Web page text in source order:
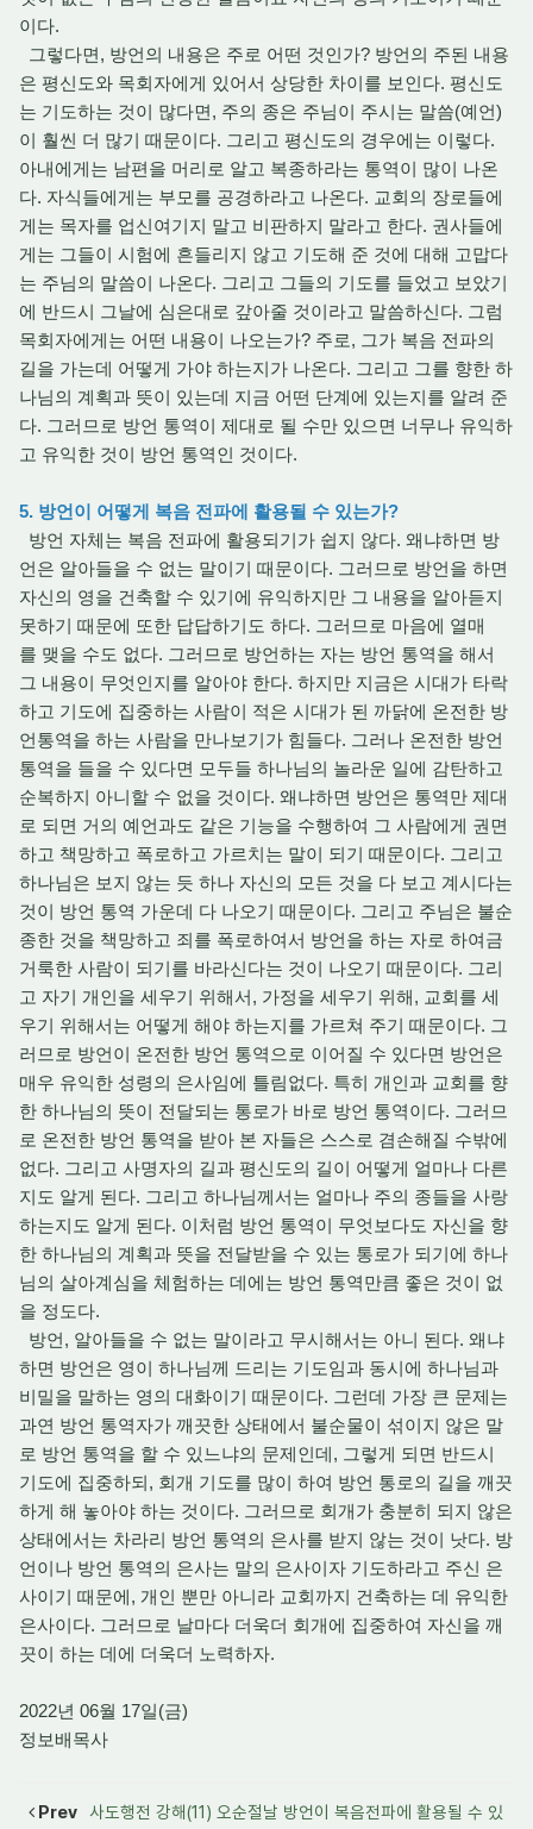
이다.
그렇다면, 방언의 내용은 주로 어떤 것인가? 방언의 주된 내용
은 평신도와 목회자에게 있어서 상당한 차이를 보인다. 평신도
는 기도하는 것이 많다면, 주의 종은 주님이 주시는 말씀(예언)
이 훨씬 더 많기 때문이다. 그리고 평신도의 경우에는 이렇다.
아내에게는 남편을 머리로 알고 복종하라는 통역이 많이 나온
다. 자식들에게는 부모를 공경하라고 나온다. 교회의 장로들에
게는 목자를 업신여기지 말고 비판하지 말라고 한다. 권사들에
게는 그들이 시험에 흔들리지 않고 기도해 준 것에 대해 고맙다
는 주님의 말씀이 나온다. 그리고 그들의 기도를 들었고 보았기
에 반드시 그날에 심은대로 갚아줄 것이라고 말씀하신다. 그럼
목회자에게는 어떤 내용이 나오는가? 주로, 그가 복음 전파의
길을 가는데 어떻게 가야 하는지가 나온다. 그리고 그를 향한 하
나님의 계획과 뜻이 있는데 지금 어떤 단계에 있는지를 알려 준
다. 그러므로 방언 통역이 제대로 될 수만 있으면 너무나 유익하
고 유익한 것이 방언 통역인 것이다.
5. 방언이 어떻게 복음 전파에 활용될 수 있는가?
방언 자체는 복음 전파에 활용되기가 쉽지 않다. 왜냐하면 방
언은 알아들을 수 없는 말이기 때문이다. 그러므로 방언을 하면
자신의 영을 건축할 수 있기에 유익하지만 그 내용을 알아듣지
못하기 때문에 또한 답답하기도 하다. 그러므로 마음에 열매
를 맺을 수도 없다. 그러므로 방언하는 자는 방언 통역을 해서
그 내용이 무엇인지를 알아야 한다. 하지만 지금은 시대가 타락
하고 기도에 집중하는 사람이 적은 시대가 된 까닭에 온전한 방
언통역을 하는 사람을 만나보기가 힘들다. 그러나 온전한 방언
통역을 들을 수 있다면 모두들 하나님의 놀라운 일에 감탄하고
순복하지 아니할 수 없을 것이다. 왜냐하면 방언은 통역만 제대
로 되면 거의 예언과도 같은 기능을 수행하여 그 사람에게 권면
하고 책망하고 폭로하고 가르치는 말이 되기 때문이다. 그리고
하나님은 보지 않는 듯 하나 자신의 모든 것을 다 보고 계시다는
것이 방언 통역 가운데 다 나오기 때문이다. 그리고 주님은 불순
종한 것을 책망하고 죄를 폭로하여서 방언을 하는 자로 하여금
거룩한 사람이 되기를 바라신다는 것이 나오기 때문이다. 그리
고 자기 개인을 세우기 위해서, 가정을 세우기 위해, 교회를 세
우기 위해서는 어떻게 해야 하는지를 가르쳐 주기 때문이다. 그
러므로 방언이 온전한 방언 통역으로 이어질 수 있다면 방언은
매우 유익한 성령의 은사임에 틀림없다. 특히 개인과 교회를 향
한 하나님의 뜻이 전달되는 통로가 바로 방언 통역이다. 그러므
로 온전한 방언 통역을 받아 본 자들은 스스로 겸손해질 수밖에
없다. 그리고 사명자의 길과 평신도의 길이 어떻게 얼마나 다른
지도 알게 된다. 그리고 하나님께서는 얼마나 주의 종들을 사랑
하는지도 알게 된다. 이처럼 방언 통역이 무엇보다도 자신을 향
한 하나님의 계획과 뜻을 전달받을 수 있는 통로가 되기에 하나
님의 살아계심을 체험하는 데에는 방언 통역만큼 좋은 것이 없
을 정도다.
방언, 알아들을 수 없는 말이라고 무시해서는 아니 된다. 왜냐
하면 방언은 영이 하나님께 드리는 기도임과 동시에 하나님과
비밀을 말하는 영의 대화이기 때문이다. 그런데 가장 큰 문제는
과연 방언 통역자가 깨끗한 상태에서 불순물이 섞이지 않은 말
로 방언 통역을 할 수 있느냐의 문제인데, 그렇게 되면 반드시
기도에 집중하되, 회개 기도를 많이 하여 방언 통로의 길을 깨끗
하게 해 놓아야 하는 것이다. 그러므로 회개가 충분히 되지 않은
상태에서는 차라리 방언 통역의 은사를 받지 않는 것이 낫다. 방
언이나 방언 통역의 은사는 말의 은사이자 기도하라고 주신 은
사이기 때문에, 개인 뿐만 아니라 교회까지 건축하는 데 유익한
은사이다. 그러므로 날마다 더욱더 회개에 집중하여 자신을 깨
끗이 하는 데에 더욱더 노력하자.
2022년 06월 17일(금)
정보배목사
Prev 사도행전 강해(11) 오순절날 방언이 복음전파에 활용될 수 있